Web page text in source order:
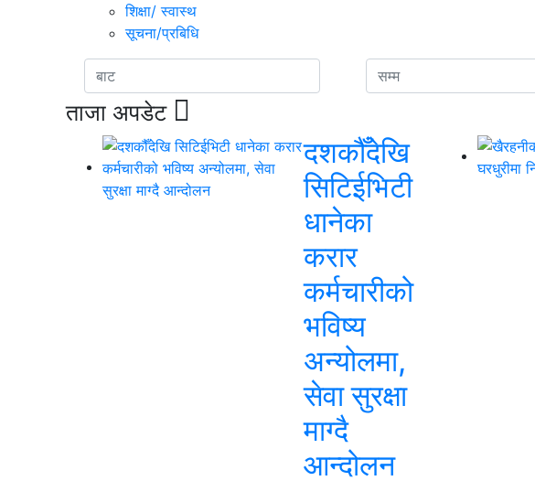
शिक्षा/ स्वास्थ
सूचना/प्रबिधि
ताजा अपडेट
दशकौँदेखि
सिटिईभिटी
धानेका
करार
कर्मचारीको
भविष्य
अन्योलमा,
सेवा सुरक्षा
माग्दै
आन्दोलन